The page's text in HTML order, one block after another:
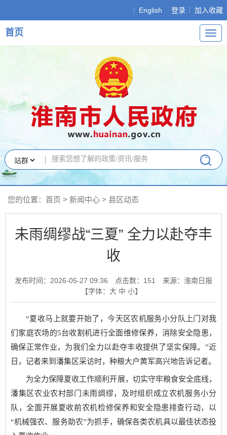
English 登录 加入收藏
导
航
首页
您的位置： 首页 > 新闻中心 > 县区动态
未雨绸缪战“三夏” 全力以赴夺丰
收
发布时间：2026-05-27 09:36 点击数： 151
来源：淮南日报
【字体： 大 中 小】
“夏收马上就要开始了，今天区农机服务小分队上门对我
们家庭农场的5台收割机进行全面维修保养，消除安全隐患，
确保正常作业，为我们全力以赴夺丰收提供了坚实保障。”近
日，记者来到潘集区采访时，种粮大户黄军高兴地告诉记者。
为全力保障夏收工作顺利开展，切实守牢粮食安全底线，
潘集区农业农村部门未雨绸缪，及时组织成立农机服务小分
队，全面开展夏收前农机检修保养和安全隐患排查行动，以
“机械强农、服务助农”为抓手，确保各类农机具以最佳状态投